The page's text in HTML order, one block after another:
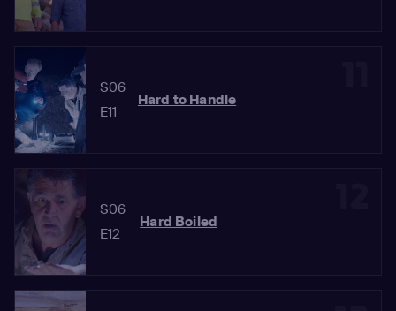
S06
E11
Hard to Handle
S06
E12
Hard Boiled